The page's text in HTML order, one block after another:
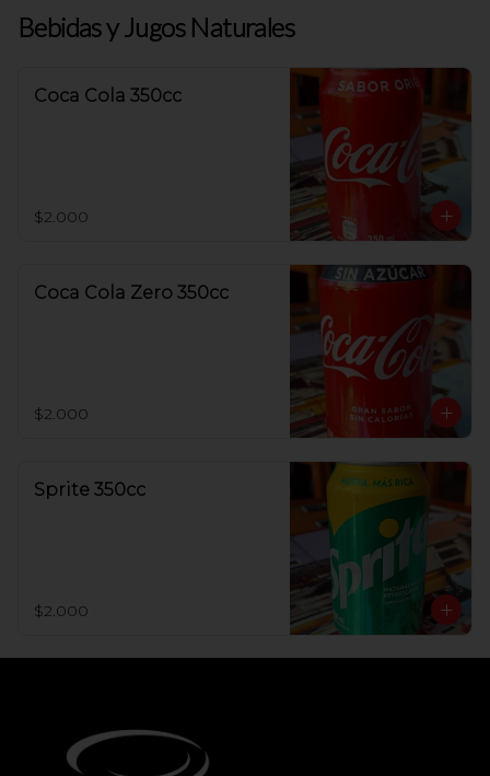
minutos.
Bebidas y Jugos Naturales
Coca Cola 350cc
$2.000
Coca Cola Zero 350cc
$2.000
Sprite 350cc
$2.000